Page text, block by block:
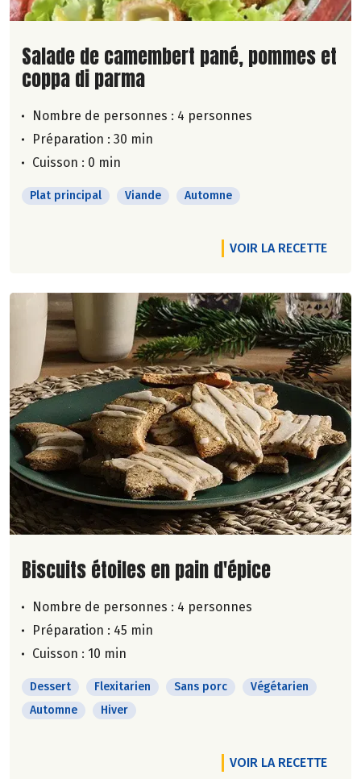
Lire la suite de la recette
Salade de camembert pané, pommes et
coppa di parma
Nombre de personnes : 4 personnes
Préparation : 30 min
Cuisson : 0 min
Plat principal Viande Automne
VOIR LA RECETTE
Lire la suite de la recette
Biscuits étoiles en pain d'épice
Nombre de personnes : 4 personnes
Préparation : 45 min
Cuisson : 10 min
Dessert Flexitarien Sans porc
Végétarien
Automne
Hiver
VOIR LA RECETTE